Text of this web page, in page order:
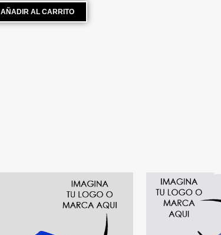
AÑADIR AL CARRITO